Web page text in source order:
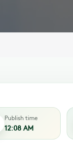
Publish time
12:08 AM